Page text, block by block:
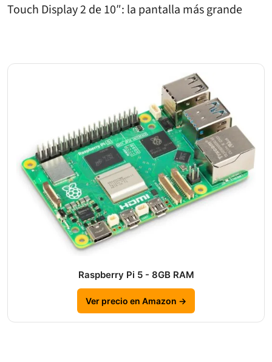
Touch Display 2 de 10″: la pantalla más grande
Raspberry Pi 5 - 8GB RAM
Ver precio en Amazon →